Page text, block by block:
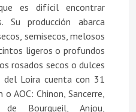
es difícil encontrar
Su producción abarca
semisecos, melosos
ligeros o profundos
rosados secos o dulces
Loira cuenta con 31
AOC: Chinon, Sancerre,
de Bourgueil, Anjou,